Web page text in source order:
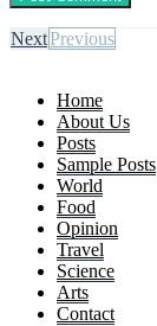
NextPrevious
Home
About Us
Posts
Sample Posts
World
Food
Opinion
Travel
Science
Arts
Contact